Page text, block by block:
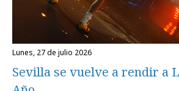
lunes, 27 de julio 2026
Sevilla se vuelve a rendir a